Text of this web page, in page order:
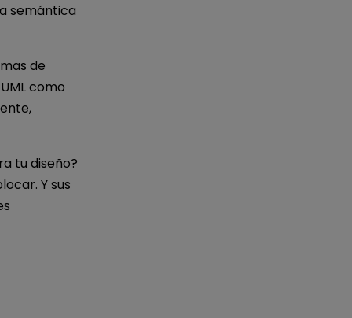
semántica
de
como
tu diseño?
Y sus